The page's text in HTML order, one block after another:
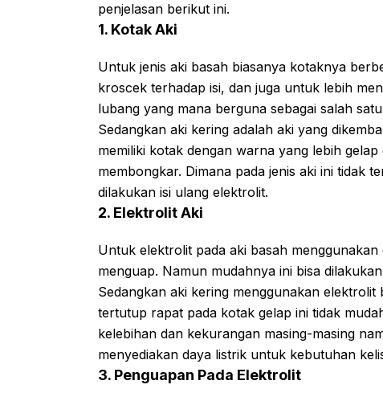
penjelasan berikut ini.
1. Kotak Aki
Untuk jenis aki basah biasanya kotaknya
kroscek terhadap isi, dan juga untuk lebih
lubang yang mana berguna sebagai salah
Sedangkan aki kering adalah aki yang
memiliki kotak dengan warna yang lebih
membongkar. Dimana pada jenis aki ini tidak
dilakukan isi ulang elektrolit.
2. Elektrolit Aki
Untuk elektrolit pada aki basah
menguap. Namun mudahnya ini bisa
Sedangkan aki kering menggunakan
tertutup rapat pada kotak gelap ini tidak
kelebihan dan kekurangan masing-masing
menyediakan daya listrik untuk kebutuhan
3. Penguapan Pada Elektrolit